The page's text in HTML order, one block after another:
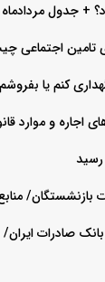
جدول مردادماه ۱۴۰۵
تامین اجتماعی
کنم یا
اجاره و موارد
بازنشستگان/